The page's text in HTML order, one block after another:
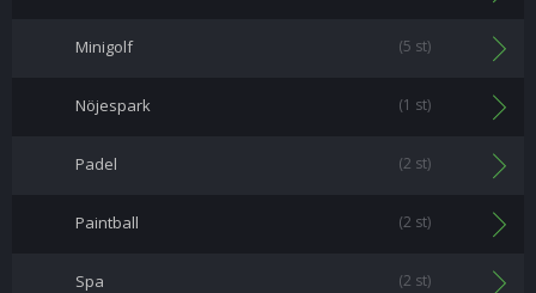
Minigolf (5 st)
Nöjespark (1 st)
Padel (2 st)
Paintball (2 st)
Spa (2 st)